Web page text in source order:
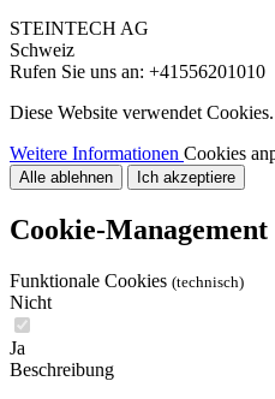
STEINTECH AG
Schweiz
Rufen Sie uns an: +41556201010
Diese Website verwendet
Weitere Informationen Cookies
Alle ablehnen Ich akzeptiere
Cookie-Management
Funktionale Cookies (technisch)
Nicht
Ja
Beschreibung